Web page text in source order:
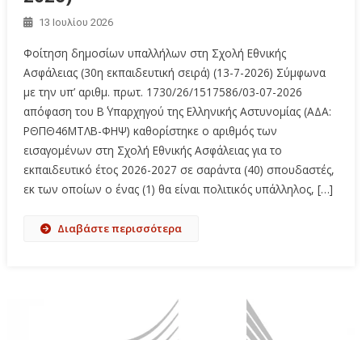
13 Ιουλίου 2026
Φοίτηση δημοσίων υπαλλήλων στη Σχολή Εθνικής
Ασφάλειας (30η εκπαιδευτική σειρά) (13-7-2026) Σύμφωνα
με την υπ’ αριθμ. πρωτ. 1730/26/1517586/03-07-2026
απόφαση του Β΄ Υπαρχηγού της Ελληνικής Αστυνομίας (ΑΔΑ:
ΡΘΠΘ46ΜΤΛΒ-ΦΗΨ) καθορίστηκε ο αριθμός των
εισαγομένων στη Σχολή Εθνικής Ασφάλειας για το
εκπαιδευτικό έτος 2026-2027 σε σαράντα (40) σπουδαστές,
εκ των οποίων ο ένας (1) θα είναι πολιτικός υπάλληλος, […]
Διαβάστε περισσότερα